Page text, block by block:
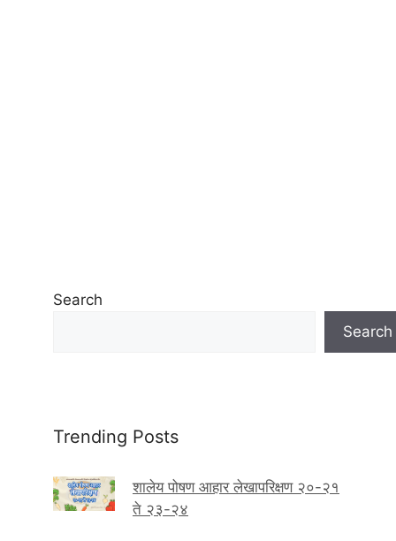
Search
Search
Trending Posts
शालेय पोषण आहार लेखापरिक्षण २०-२१
ते २३-२४